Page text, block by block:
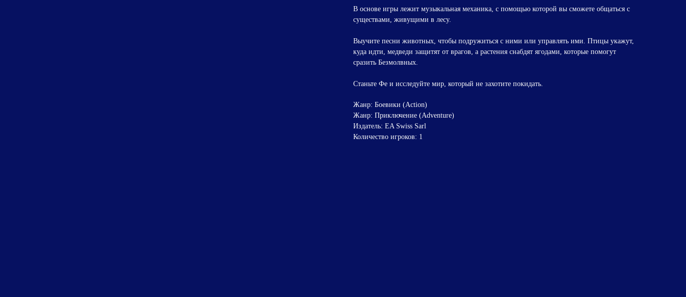
В основе игры лежит музыкальная механика, с помощью которой вы сможете общаться с
существами, живущими в лесу.
Выучите песни животных, чтобы подружиться с ними или управлять ими. Птицы укажут,
куда идти, медведи защитят от врагов, а растения снабдят ягодами, которые помогут
сразить Безмолвных.
Станьте Фе и исследуйте мир, который не захотите покидать.
Жанр: Боевики (Action)
Жанр: Приключение (Adventure)
Издатель: EA Swiss Sarl
Количество игроков: 1